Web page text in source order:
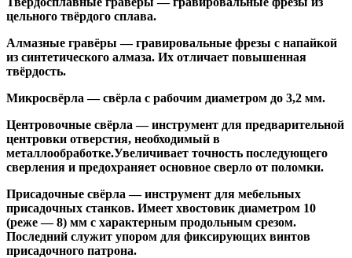
цельного твёрдого сплава.
Алмазные гравёры — гравировальные фрезы с напайкой
из синтетического алмаза. Их отличает повышенная
твёрдость.
Микросвёрла — свёрла с рабочим диаметром до 3,2 мм.
Центровочные свёрла — инструмент для предварительной
центровки отверстия, необходимый в
металлообработке.Увеличивает точность последующего
сверления и предохраняет основное сверло от поломки.
Присадочные свёрла — инструмент для мебельных
присадочных станков. Имеет хвостовик диаметром 10
(реже — 8) мм с характерным продольным срезом.
Последний служит упором для фиксирующих винтов
присадочного патрона.